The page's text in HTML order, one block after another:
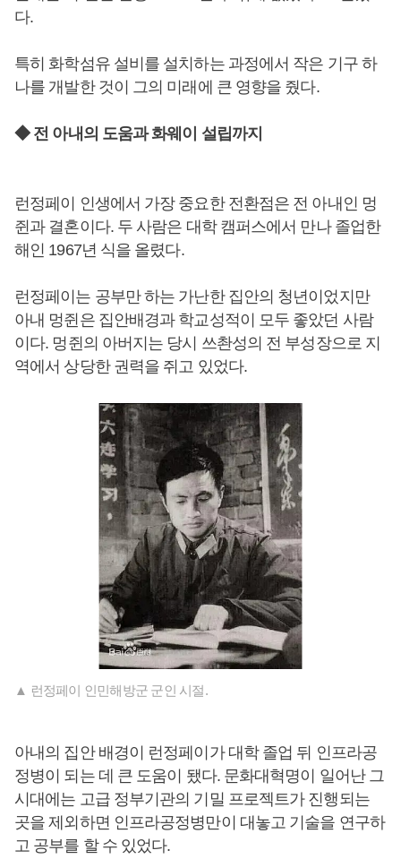
다.
특히 화학섬유 설비를 설치하는 과정에서 작은 기구 하
나를 개발한 것이 그의 미래에 큰 영향을 줬다.
◆ 전 아내의 도움과 화웨이 설립까지
런정페이 인생에서 가장 중요한 전환점은 전 아내인 멍
쥔과 결혼이다. 두 사람은 대학 캠퍼스에서 만나 졸업한
해인 1967년 식을 올렸다.
런정페이는 공부만 하는 가난한 집안의 청년이었지만
아내 멍쥔은 집안배경과 학교성적이 모두 좋았던 사람
이다. 멍쥔의 아버지는 당시 쓰촨성의 전 부성장으로 지
역에서 상당한 권력을 쥐고 있었다.
▲ 런정페이 인민해방군 군인 시절.
아내의 집안 배경이 런정페이가 대학 졸업 뒤 인프라공
정병이 되는 데 큰 도움이 됐다. 문화대혁명이 일어난 그
시대에는 고급 정부기관의 기밀 프로젝트가 진행되는
곳을 제외하면 인프라공정병만이 대놓고 기술을 연구하
고 공부를 할 수 있었다.